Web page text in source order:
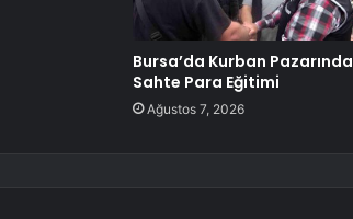
Bursa’da Kurban Pazarında
Sahte Para Eğitimi
Ağustos 7, 2026